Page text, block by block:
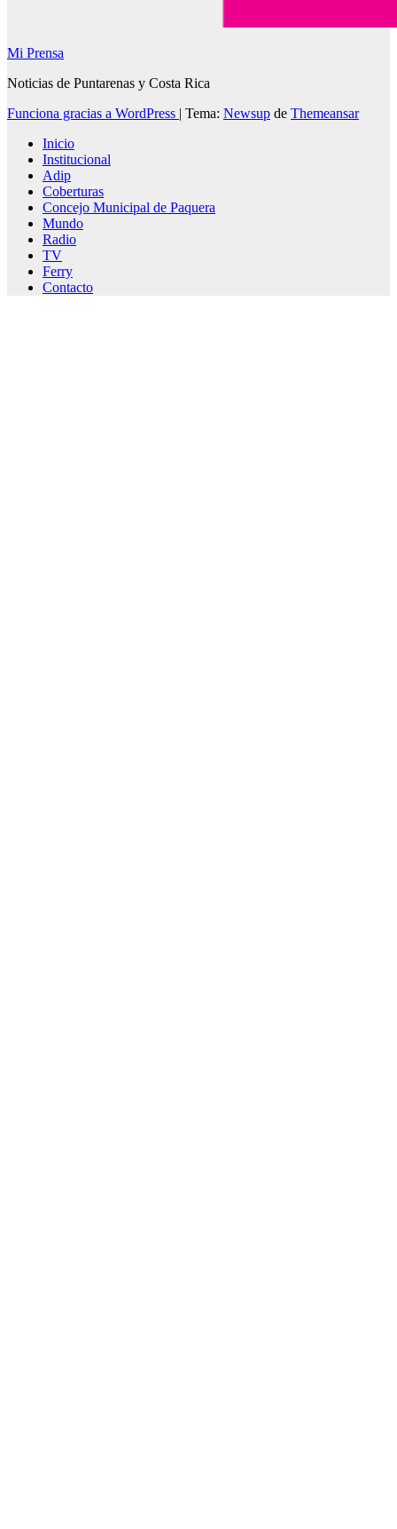
Mi Prensa
Noticias de Puntarenas y Costa Rica
Funciona gracias a WordPress | Tema: Newsup de Themeansar
Inicio
Institucional
Adip
Coberturas
Concejo Municipal de Paquera
Mundo
Radio
TV
Ferry
Contacto